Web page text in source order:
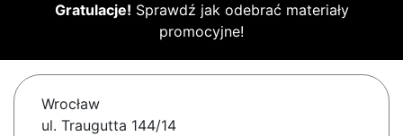
Gratulacje! Sprawdź jak odebrać materiały
promocyjne!
Wrocław
ul. Traugutta 144/14